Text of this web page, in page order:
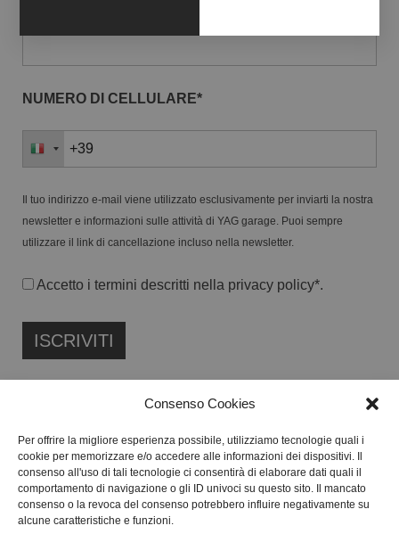
Consenso Cookies
Per offrire la migliore esperienza possibile, utilizziamo tecnologie quali i
cookie per memorizzare e/o accedere alle informazioni dei dispositivi. Il
consenso all'uso di tali tecnologie ci consentirà di elaborare dati quali il
comportamento di navigazione o gli ID univoci su questo sito. Il mancato
consenso o la revoca del consenso potrebbero influire negativamente su
alcune caratteristiche e funzioni.
NUMERO DI CELLULARE*
Il tuo indirizzo e-mail viene utilizzato esclusivamente per inviarti la nostra
newsletter e informazioni sulle attività di YAG garage. Puoi sempre
utilizzare il link di cancellazione incluso nella newsletter.
Accetto i termini descritti nella privacy policy*.
FONDAZIONE ETIPUBLICA ENTE FILANTROPICO ETS
ISCRITTA AL RUNTS N. 103422
CF:91134080687